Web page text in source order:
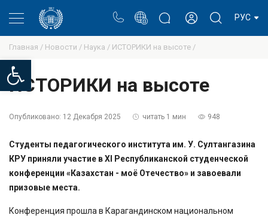
Open toolbar
РУС
Главная / Новости / Наука / ИСТОРИКИ на высоте /
ИСТОРИКИ на высоте
Опубликовано: 12 Декабря 2025 читать 1 мин 948
Студенты педагогического института им. У. Султангазина
КРУ приняли участие в XI Республиканской студенческой
конференции «Казахстан - моё Отечество» и завоевали
призовые места.
Конференция прошла в Карагандинском национальном